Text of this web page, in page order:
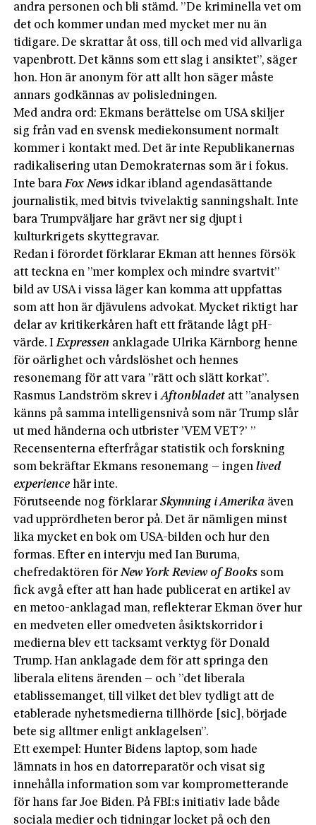
andra personen och bli stämd. ”De kriminella vet om
det och kommer undan med mycket mer nu än
tidigare. De skrattar åt oss, till och med vid allvarliga
vapenbrott. Det känns som ett slag i ansiktet”, säger
hon. Hon är an­onym för att allt hon säger måste
annars godkännas av polisledningen.
Med andra ord: Ekmans berättelse om USA skiljer
sig från vad en svensk mediekonsument normalt
kommer i kontakt med. Det är inte Republikanernas
radikalisering utan Demokraternas som är i fokus.
Inte baraFox Newsidkar ibland agendasättande
journalistik, med bitvis tvivelaktig sanningshalt. Inte
bara Trumpväljare har grävt ner sig djupt i
kulturkrigets skyttegravar.
Redan i förordet förklarar Ekman att hennes försök
att teckna en ”mer komplex och mindre svartvit”
bild av USA i vissa läger kan komma att uppfattas
som att hon är djävulens advokat. Mycket riktigt har
delar av kritikerkåren haft ett frätande lågt pH-
värde. IExpressen anklagade Ulrika Kärnborg henne
för oärlighet och vårdslöshet och hennes
resonemang för att vara ”rätt och slätt korkat”.
Rasmus Landström skrev iAftonbladet att ”analysen
känns på samma intelligens­nivå som när Trump slår
ut med händerna och utbrister ’VEM VET?’ ”
Recensenterna efterfrågar statistik och forskning
som bekräftar Ekmans resonemang – ingen­lived
experience här inte.
Förutseende nog förklararSkymning i Amerika även
vad upprördheten beror på. Det är nämligen minst
lika mycket en bok om USA-bilden och hur den
formas. Efter en intervju med Ian Buruma,
chefredaktören förNew York Review of Books som
fick avgå efter att han hade publicerat en artikel av
en metoo-anklagad man, reflekterar Ekman över hur
en medveten eller omedveten åsiktskorridor i
medierna blev ett tacksamt verktyg för Donald
Trump. Han anklagade dem för att springa den
liberala elitens ärenden – och ”det liberala
etablissemanget, till vilket det blev tydligt att de
etablerade nyhetsmedierna tillhörde [sic], började
bete sig alltmer enligt anklagelsen”.
Ett exempel: Hunter Bidens laptop, som hade
lämnats in hos en datorreparatör och visat sig
innehålla information som var komprometterande
för hans far Joe Biden. På FBI:s initiativ lade både
sociala medier och tidningar locket på och den